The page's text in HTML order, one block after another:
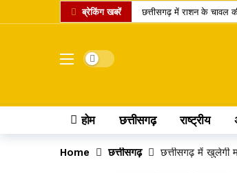
ब्रेकिंग खबरें छत्तीसगढ़ में राशन के चावल
कोडार लिंक कैनाल प्रोजेक्ट
केंद्र का बड़ा फैसला, CNG
Dark mode
होम छत्तीसगढ़ राष्ट्रीय
Home छत्तीसगढ़ छत्तीसगढ़ में खुलेगी